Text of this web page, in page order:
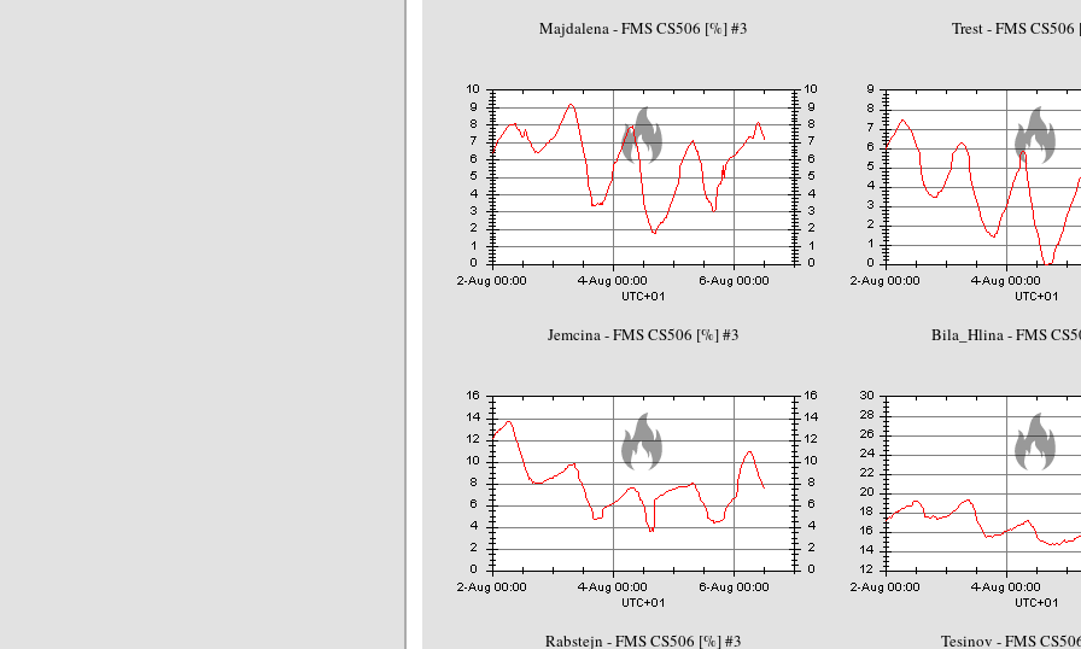
Majdalena - FMS CS506 [%] #3 Trest - FMS CS506
Jemcina - FMS CS506 [%] #3 Bila_Hlina - FMS
Rabstejn - FMS CS506 [%] #3 Tesinov - FMS